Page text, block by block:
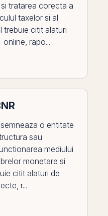
tratarea corecta a
taxelor si al
trebuie citit alaturi
rapo...
o entitate
sau
mediului
monetare si
citit alaturi de
r...